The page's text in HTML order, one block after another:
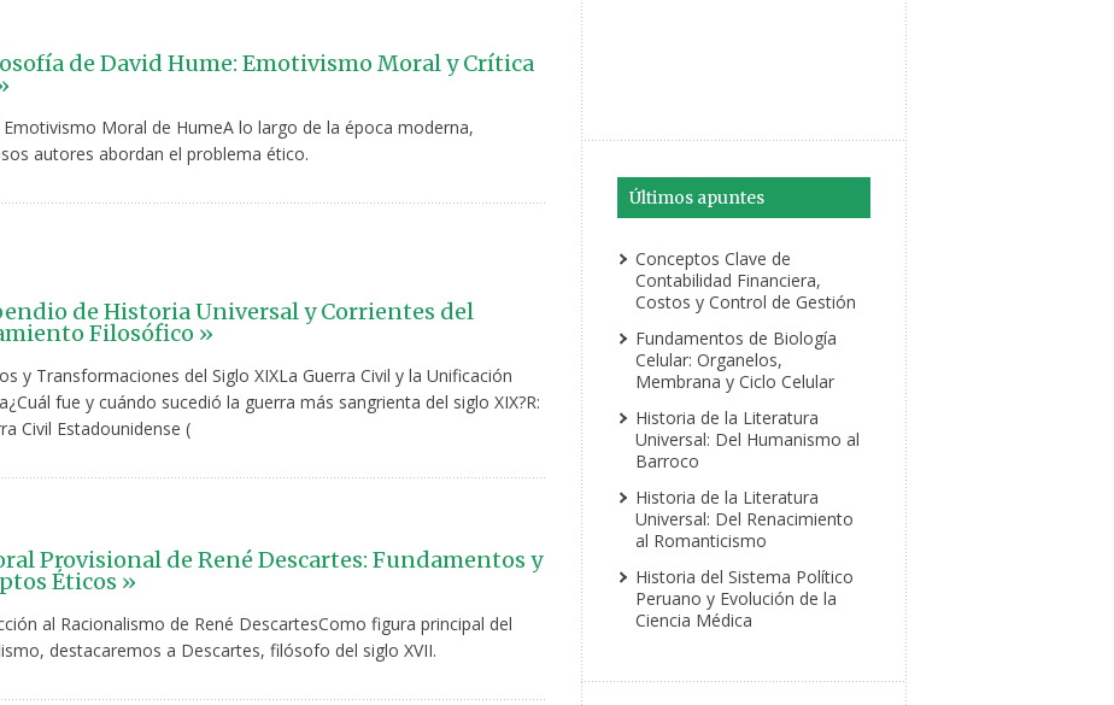
de David Hume: Emotivismo Moral y Crítica
Emotivismo Moral de HumeA lo largo de la época moderna,
autores abordan el problema ético.
de Historia Universal y Corrientes del
Filosófico »
y Transformaciones del Siglo XIXLa Guerra Civil y la Unificación
fue y cuándo sucedió la guerra más sangrienta del siglo XIX?R:
Civil Estadounidense (
Provisional de René Descartes: Fundamentos y
Éticos »
al Racionalismo de René DescartesComo figura principal del
destacaremos a Descartes, filósofo del siglo XVII.
Últimos apuntes
Conceptos Clave de
Contabilidad Financiera,
Costos y Control de Gestión
Fundamentos de Biología
Celular: Organelos,
Membrana y Ciclo Celular
Historia de la Literatura
Universal: Del Humanismo al
Barroco
Historia de la Literatura
Universal: Del Renacimiento
al Romanticismo
Historia del Sistema Político
Peruano y Evolución de la
Ciencia Médica